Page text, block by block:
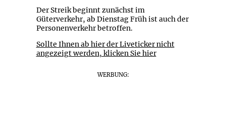
Der Streik beginnt zunächst im
Güterverkehr, ab Dienstag Früh ist auch der
Personenverkehr betroffen.
Sollte Ihnen ab hier der Liveticker nicht
angezeigt werden, klicken Sie hier
WERBUNG: